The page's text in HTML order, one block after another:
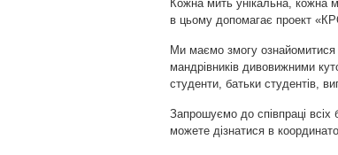
Кожна мить унікальна, кожна
в цьому допомагає проект
Ми маємо змогу
мандрівників дивовижними
студенти, батьки студентів,
Запрошуємо до співпраці
можете дізнатися в